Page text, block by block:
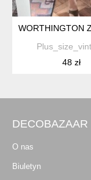
WORTHINGTON
48 zł
DECOBAZAAR
O nas
Biuletyn